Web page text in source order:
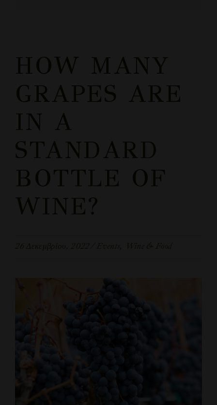
HOW MANY
GRAPES ARE
IN A
STANDARD
BOTTLE OF
WINE?
26 Δεκεμβρίου, 2022 Events Wine & Food